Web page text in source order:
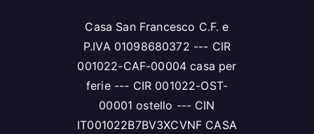
Casa San Francesco C.F. e
P.IVA 01098680372 --- CIR
001022-CAF-00004 casa per
ferie --- CIR 001022-OST-
00001 ostello --- CIN
IT001022B7BV3XCVNF CASA